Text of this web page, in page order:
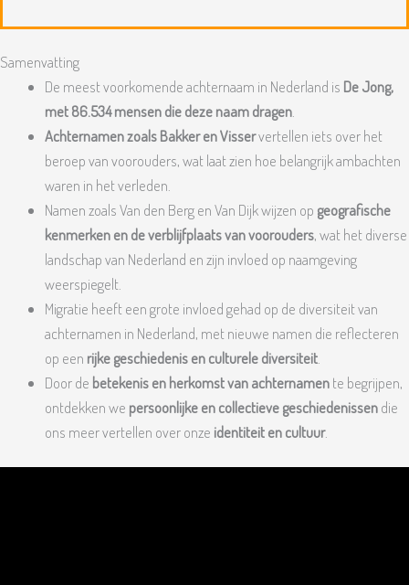
Samenvatting
De meest voorkomende achternaam in Nederland is De Jong,
met 86.534 mensen die deze naam dragen.
Achternamen zoals Bakker en Visservertellen iets over het
beroep van voorouders, wat laat zien hoe belangrijk ambachten
waren in het verleden.
Namen zoals Van den Berg en Van Dijk wijzen op geografische
kenmerken en de verblijfplaats van voorouders, wat het diverse
landschap van Nederland en zijn invloed op naamgeving
weerspiegelt.
Migratie heeft een grote invloed gehad op de diversiteit van
achternamen in Nederland, met nieuwe namen die reflecteren
op een rijke geschiedenis en culturele diversiteit.
Door de betekenis en herkomst van achternamente begrijpen,
ontdekken we persoonlijke en collectieve geschiedenissendie
ons meer vertellen over onze identiteit en cultuur.